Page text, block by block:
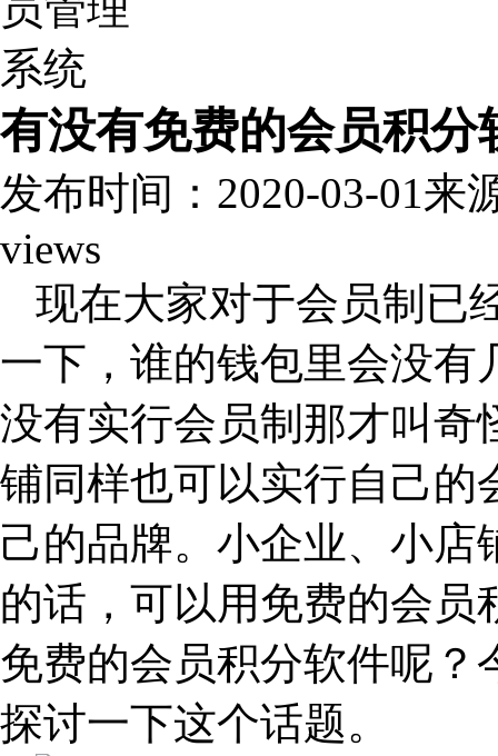
有没有免费的会员积分
发布时间：2020-03-01来
views
现在大家对于会员制已
一下，谁的钱包里会没有
没有实行会员制那才叫奇
铺同样也可以实行自己的
己的品牌。小企业、小
的话，可以用免费的会
免费的会员积分软件呢？
探讨一下这个话题。